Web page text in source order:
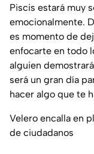
Piscis estará muy
emocionalmente.
es momento de
enfocarte en todo
alguien
será un gran día
hacer algo que te
Velero encalla en
de ciudadanos